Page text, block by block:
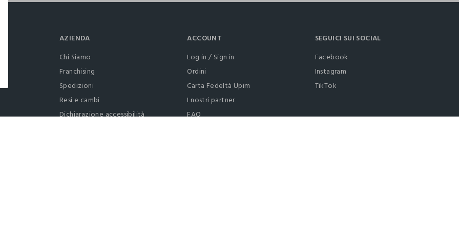
AZIENDA
Chi Siamo
Franchising
Spedizioni
Resi e cambi
Dichiarazione accessibilità
ACCOUNT
Log in / Sign in
Ordini
Carta Fedeltà Upim
I nostri partner
FAQ
SEGUICI SUI SOCIAL
Facebook
Instagram
TikTok